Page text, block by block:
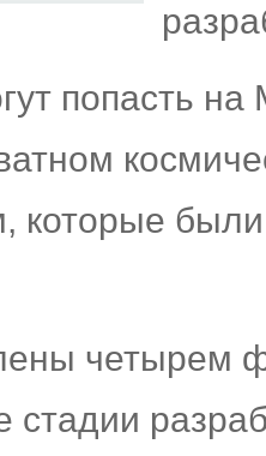
попасть
которые
четырем
стадии